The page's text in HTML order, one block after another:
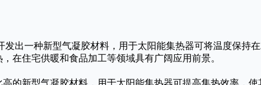
发出一种新型气凝胶材料，用于太阳能集热器可将温度保持
在住宅供暖和食品加工等领域具有广阔应用前景。
的新型气凝胶材料，用于太阳能集热器可提高集热效率，